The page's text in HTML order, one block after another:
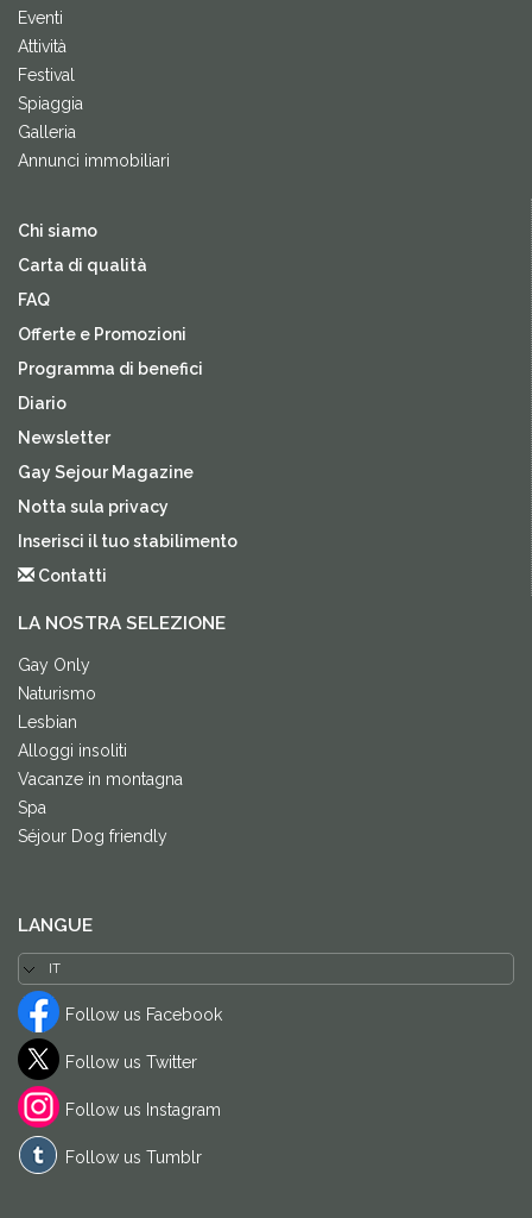
Eventi
Attività
Festival
Spiaggia
Galleria
Annunci immobiliari
Chi siamo
Carta di qualità
FAQ
Offerte e Promozioni
Programma di benefici
Diario
Newsletter
Gay Sejour Magazine
Notta sula privacy
Inserisci il tuo stabilimento
Contatti
LA NOSTRA SELEZIONE
Gay Only
Naturismo
Lesbian
Alloggi insoliti
Vacanze in montagna
Spa
Séjour Dog friendly
LANGUE
Follow us Facebook
Follow us Twitter
Follow us Instagram
Follow us Tumblr